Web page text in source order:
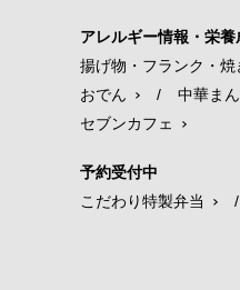
アレルギー情報・栄養
揚げ物・フランク・焼
おでん
/
中華まん
セブンカフェ
予約受付中
こだわり特製弁当
/